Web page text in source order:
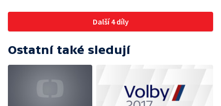
Volební studio — Průběžné výsledky (63,9
%) — Vstupy z Brna a Ostravy — Volební
studio — Nová média — Volební štáb Miloše
Volební studio — Volební štáb Karla
výsledky (93,7 %) — Volební štáb Přemysla
Sobotky — Volební studio — Volební štáb
Miloše Zemana — Volební studio — Průběžné
Další 4 díly
Ostatní také sledují